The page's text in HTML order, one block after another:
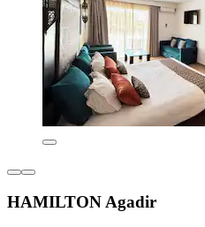
HAMILTON Agadir